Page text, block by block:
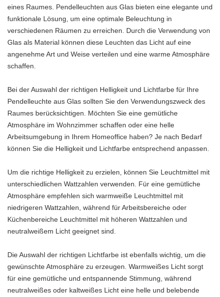
eines Raumes. Pendelleuchten aus Glas bieten eine elegante und
funktionale Lösung, um eine optimale Beleuchtung in
verschiedenen Räumen zu erreichen. Durch die Verwendung von
Glas als Material können diese Leuchten das Licht auf eine
angenehme Art und Weise verteilen und eine warme Atmosphäre
schaffen.
Bei der Auswahl der richtigen Helligkeit und Lichtfarbe für Ihre
Pendelleuchte aus Glas sollten Sie den Verwendungszweck des
Raumes berücksichtigen. Möchten Sie eine gemütliche
Atmosphäre im Wohnzimmer schaffen oder eine helle
Arbeitsumgebung in Ihrem Homeoffice haben? Je nach Bedarf
können Sie die Helligkeit und Lichtfarbe entsprechend anpassen.
Um die richtige Helligkeit zu erzielen, können Sie Leuchtmittel mit
unterschiedlichen Wattzahlen verwenden. Für eine gemütliche
Atmosphäre empfehlen sich warmweiße Leuchtmittel mit
niedrigeren Wattzahlen, während für Arbeitsbereiche oder
Küchenbereiche Leuchtmittel mit höheren Wattzahlen und
neutralweißem Licht geeignet sind.
Die Auswahl der richtigen Lichtfarbe ist ebenfalls wichtig, um die
gewünschte Atmosphäre zu erzeugen. Warmweißes Licht sorgt
für eine gemütliche und entspannende Stimmung, während
neutralweißes oder kaltweißes Licht eine helle und belebende